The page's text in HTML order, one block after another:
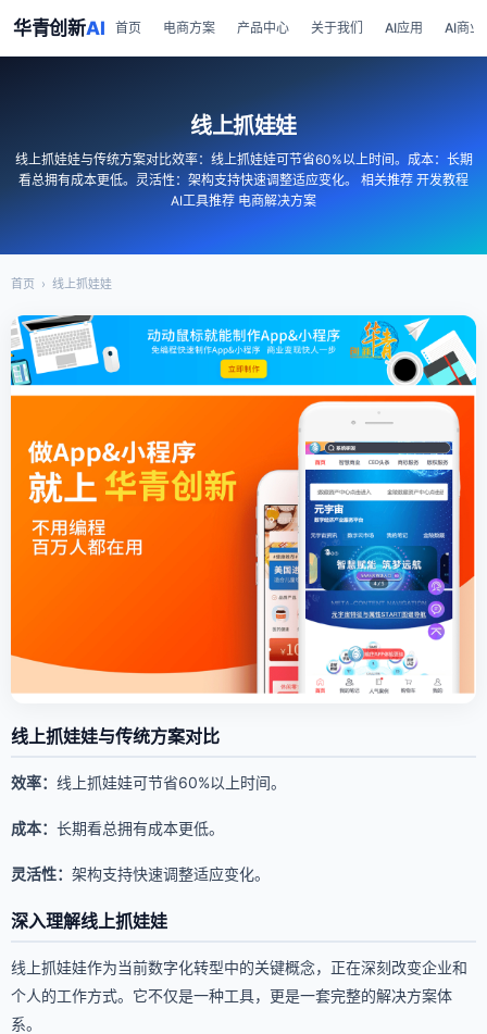
华青创新AI 首页 电商方案 产品中心 关于我们 AI应用 AI商业
线上抓娃娃
线上抓娃娃与传统方案对比效率：线上抓娃娃可节省60%以上时间。成本：长期
看总拥有成本更低。灵活性：架构支持快速调整适应变化。 相关推荐 开发教程
AI工具推荐 电商解决方案
首页 › 线上抓娃娃
线上抓娃娃与传统方案对比
效率： 线上抓娃娃可节省60%以上时间。
成本： 长期看总拥有成本更低。
灵活性： 架构支持快速调整适应变化。
深入理解线上抓娃娃
线上抓娃娃作为当前数字化转型中的关键概念，正在深刻改变企业和
个人的工作方式。它不仅是一种工具，更是一套完整的解决方案体
系。